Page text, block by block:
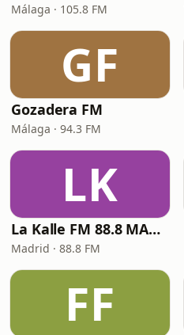
Málaga · 105.8 FM
GF
Gozadera FM
Málaga · 94.3 FM
LK
La Kalle FM 88.8 MADRID
Madrid · 88.8 FM
FF